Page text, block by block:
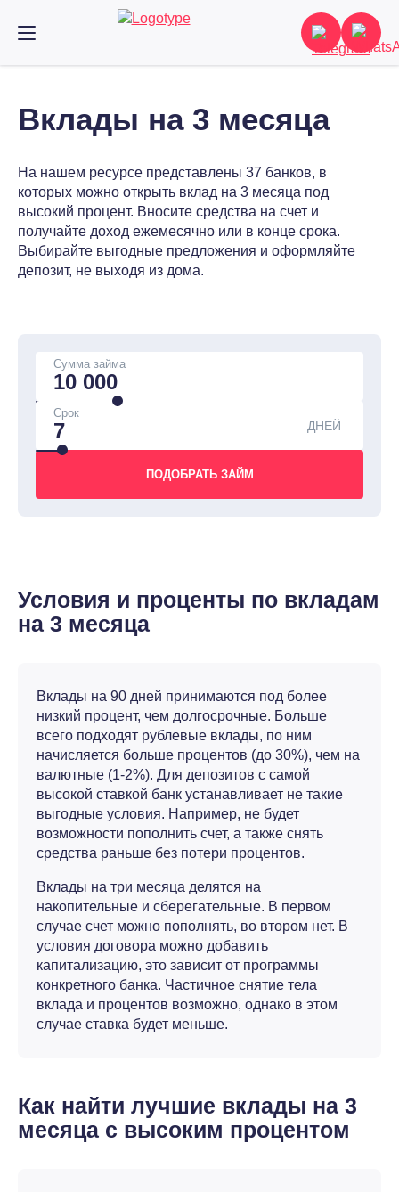
Вклады на 3 месяца
На нашем ресурсе представлены 37 банков, в
которых можно открыть вклад на 3 месяца под
высокий процент. Вносите средства на счет и
получайте доход ежемесячно или в конце срока.
Выбирайте выгодные предложения и оформляйте
депозит, не выходя из дома.
Сумма займа
Срок
ДНЕЙ
Условия и проценты по вкладам
на 3 месяца
Вклады на 90 дней принимаются под более
низкий процент, чем долгосрочные. Больше
всего подходят рублевые вклады, по ним
начисляется больше процентов (до 30%), чем на
валютные (1-2%). Для депозитов с самой
высокой ставкой банк устанавливает не такие
выгодные условия. Например, не будет
возможности пополнить счет, а также снять
средства раньше без потери процентов.
Вклады на три месяца делятся на
накопительные и сберегательные. В первом
случае счет можно пополнять, во втором нет. В
условия договора можно добавить
капитализацию, это зависит от программы
конкретного банка. Частичное снятие тела
вклада и процентов возможно, однако в этом
случае ставка будет меньше.
Как найти лучшие вклады на 3
месяца с высоким процентом